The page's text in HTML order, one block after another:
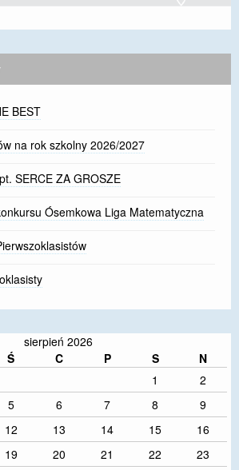
BEST
na rok szkolny 2026/2027
SERCE ZA GROSZE
Ósemkowa Liga Matematyczna
sierpień 2026
Ś C P S
N
1
2
5 6 7 8
9
12 13 14 15
16
19 20 21 22
23